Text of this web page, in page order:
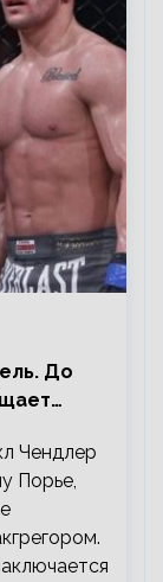
До
Чендлер
Порье,